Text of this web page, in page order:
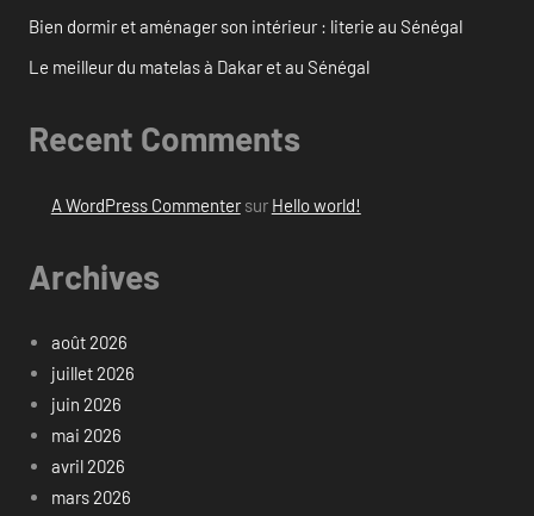
Bien dormir et aménager son intérieur : literie au Sénégal
Le meilleur du matelas à Dakar et au Sénégal
Recent Comments
A WordPress Commentersur Hello world!
Archives
août 2026
juillet 2026
juin 2026
mai 2026
avril 2026
mars 2026